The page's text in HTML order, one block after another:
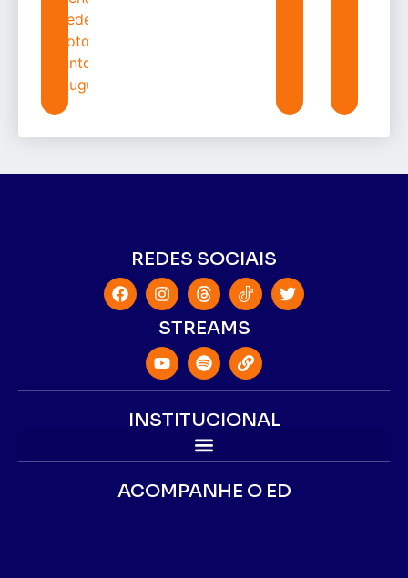
REDES SOCIAIS
STREAMS
INSTITUCIONAL
ACOMPANHE O ED